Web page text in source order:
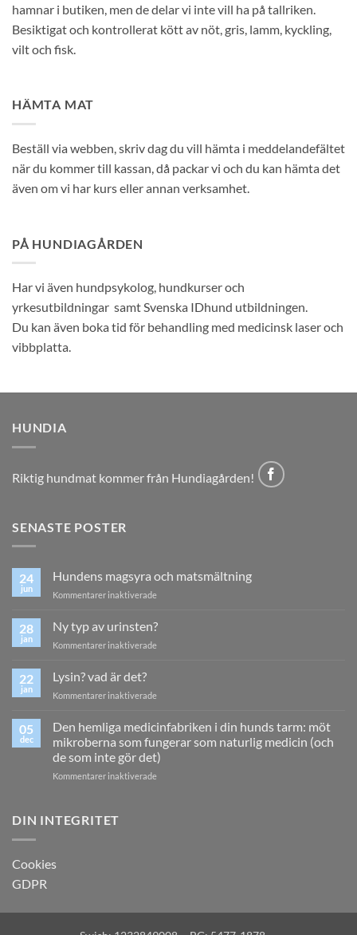
hamnar i butiken, men de delar vi inte vill ha på tallriken.
Besiktigat och kontrollerat kött av nöt, gris, lamm, kyckling,
vilt och fisk.
HÄMTA MAT
Beställ via webben, skriv dag du vill hämta i meddelandefältet
när du kommer till kassan, då packar vi och du kan hämta det
även om vi har kurs eller annan verksamhet.
PÅ HUNDIAGÅRDEN
Har vi även hundpsykolog, hundkurser och
yrkesutbildningar samt Svenska IDhund utbildningen.
Du kan även boka tid för behandling med medicinsk laser och
vibbplatta.
HUNDIA
Riktig hundmat kommer från Hundiagården!
SENASTE POSTER
24
jun
Hundens magsyra och matsmältning
Kommentarer inaktiverade
magsyra
28
jan
Ny typ av urinsten?
Kommentarer inaktiverade
22
jan
Lysin? vad är det?
Kommentarer inaktiverade
vad
det?
05
dec
Den hemliga medicinfabriken i din hunds tarm: möt
mikroberna som fungerar som naturlig medicin (och
de som inte gör det)
Kommentarer inaktiverade
som
DIN INTEGRITET
Cookies
GDPR